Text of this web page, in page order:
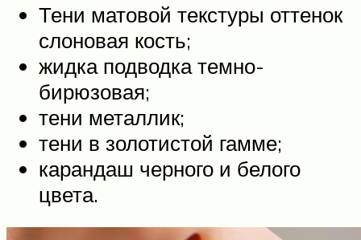
Тени матовой текстуры оттенок
слоновая кость;
жидка подводка темно-
бирюзовая;
тени металлик;
тени в золотистой гамме;
карандаш черного и белого
цвета.